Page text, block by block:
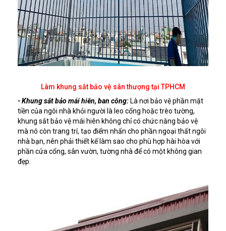
Làm khung sắt bảo vệ sân thượng tại TPHCM
- Khung sắt bảo mái hiên, ban công:Là nơi bảo vệ phần mặt
tiền của ngôi nhà khỏi người là leo cổng hoặc trèo tường,
khung sắt bảo vệ mái hiên không chỉ có chức năng bảo vệ
mà nó còn trang trí, tạo điểm nhấn cho phần ngoại thất ngôi
nhà bạn, nên phải thiết kế làm sao cho phù hợp hài hòa với
phần cửa cổng, sân vườn, tường nhà để có một không gian
đẹp.